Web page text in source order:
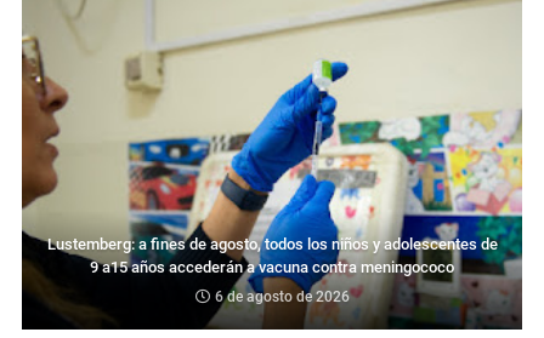
Lustemberg: a fines de agosto, todos los niños y adolescentes de
9 a15 años accederán a vacuna contra meningococo
6 de agosto de 2026